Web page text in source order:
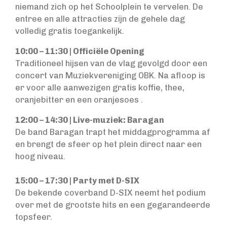
niemand zich op het Schoolplein te vervelen. De
entree en alle attracties zijn de gehele dag
volledig gratis toegankelijk.
10:00 – 11:30 | Officiële Opening
Traditioneel hijsen van de vlag gevolgd door een
concert van Muziekvereniging OBK. Na afloop is
er voor alle aanwezigen gratis koffie, thee,
oranjebitter en een oranjesoes .
12:00 – 14:30 | Live-muziek: Baragan
De band Baragan trapt het middagprogramma af
en brengt de sfeer op het plein direct naar een
hoog niveau.
15:00 – 17:30 | Party met D-SIX
De bekende coverband D-SIX neemt het podium
over met de grootste hits en een gegarandeerde
topsfeer.